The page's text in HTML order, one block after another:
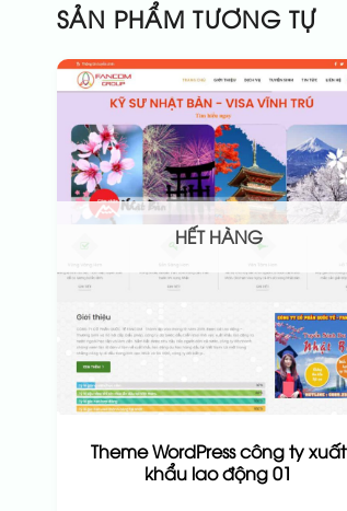
SẢN PHẨM TƯƠNG TỰ
HẾT HÀNG
Theme WordPress công ty xuất
khẩu lao động 01